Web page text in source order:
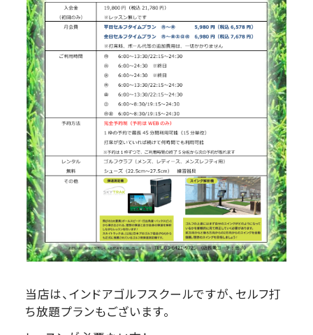
当店は、インドアゴルフスクールですが、セルフ打
ち放題プランもございます。